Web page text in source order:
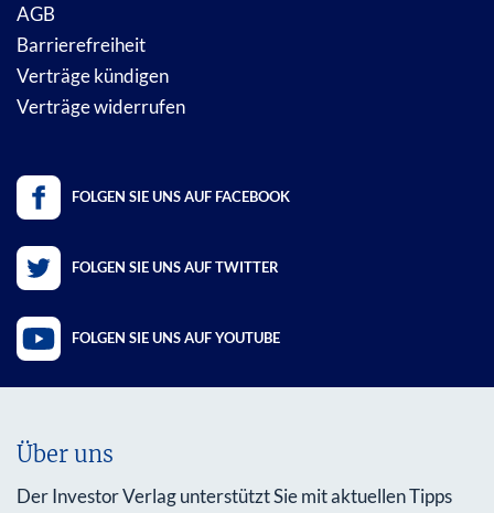
AGB
Barrierefreiheit
Verträge kündigen
Verträge widerrufen
FOLGEN SIE UNS AUF FACEBOOK
FOLGEN SIE UNS AUF TWITTER
FOLGEN SIE UNS AUF YOUTUBE
Über uns
Der Investor Verlag unterstützt Sie mit aktuellen Tipps